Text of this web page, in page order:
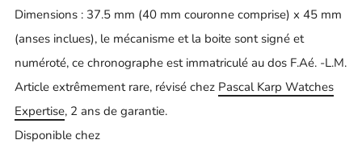
Dimensions : 37.5 mm (40 mm couronne comprise) x 45 mm
(anses inclues), le mécanisme et la boite sont signé et
numéroté, ce chronographe est immatriculé au dos F.Aé. -L.M.
Article extrêmement rare, révisé chez Pascal Karp Watches
Expertise, 2 ans de garantie.
Disponible chez